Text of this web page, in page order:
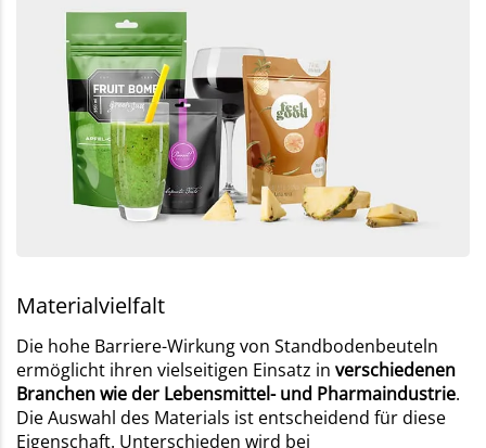
Materialvielfalt
Die hohe Barriere-Wirkung von Standbodenbeuteln
ermöglicht ihren vielseitigen Einsatz in verschiedenen
Branchen wie der Lebensmittel- und Pharmaindustrie.
Die Auswahl des Materials ist entscheidend für diese
Eigenschaft. Unterschieden wird bei